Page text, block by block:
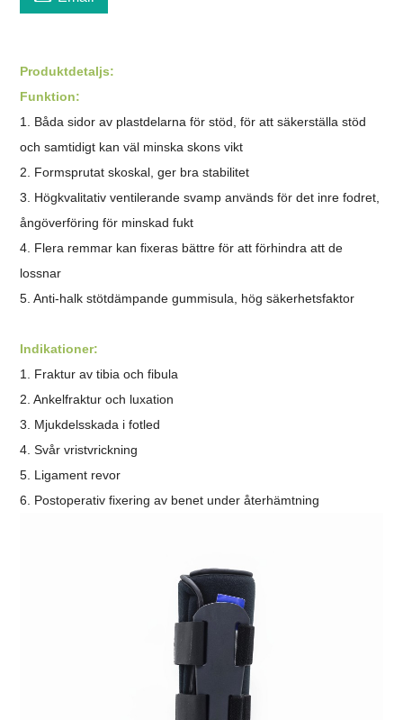
Produktdetaljs:
Funktion:
1. Båda sidor av plastdelarna för stöd, för att säkerställa stöd
och samtidigt kan väl minska skons vikt
2. Formsprutat skoskal, ger bra stabilitet
3. Högkvalitativ ventilerande svamp används för det inre fodret,
ångöverföring för minskad fukt
4. Flera remmar kan fixeras bättre för att förhindra att de
lossnar
5. Anti-halk stötdämpande gummisula, hög säkerhetsfaktor
Indikationer:
1. Fraktur av tibia och fibula
2. Ankelfraktur och luxation
3. Mjukdelsskada i fotled
4. Svår vristvrickning
5. Ligament revor
6. Postoperativ fixering av benet under återhämtning